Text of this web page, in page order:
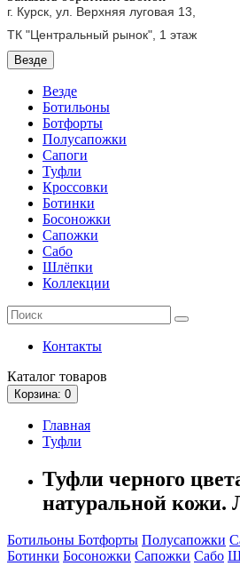
г. Курск, ул. Верхняя луговая 13,
ТК "Центральный рынок", 1 этаж
Везде
Везде
Ботильоны
Ботфорты
Полусапожки
Сапоги
Туфли
Кроссовки
Ботинки
Босоножки
Сапожки
Сабо
Шлёпки
Коллекции
Контакты
Каталог товаров
Корзина: 0
Главная
Туфли
Туфли черного
натуральной кожи.
Ботильоны Ботфорты Полусапожки
Ботинки Босоножки Сапожки Сабо